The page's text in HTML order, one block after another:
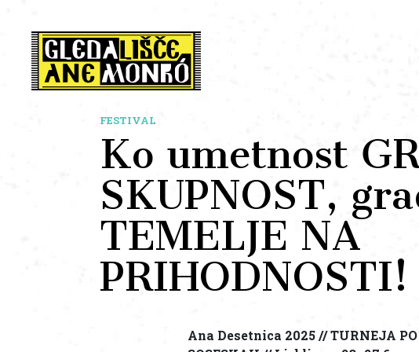
FESTIVAL
Ko umetnost
SKUPNOST,
TEMELJE NA
PRIHODNOSTI!
Ana Desetnica 2025 // TURNEJA PO